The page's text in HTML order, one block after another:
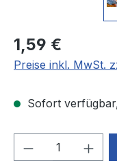
Regulärer Preis:
1,59 €
Preise inkl. MwSt.
Sofort
Produkt